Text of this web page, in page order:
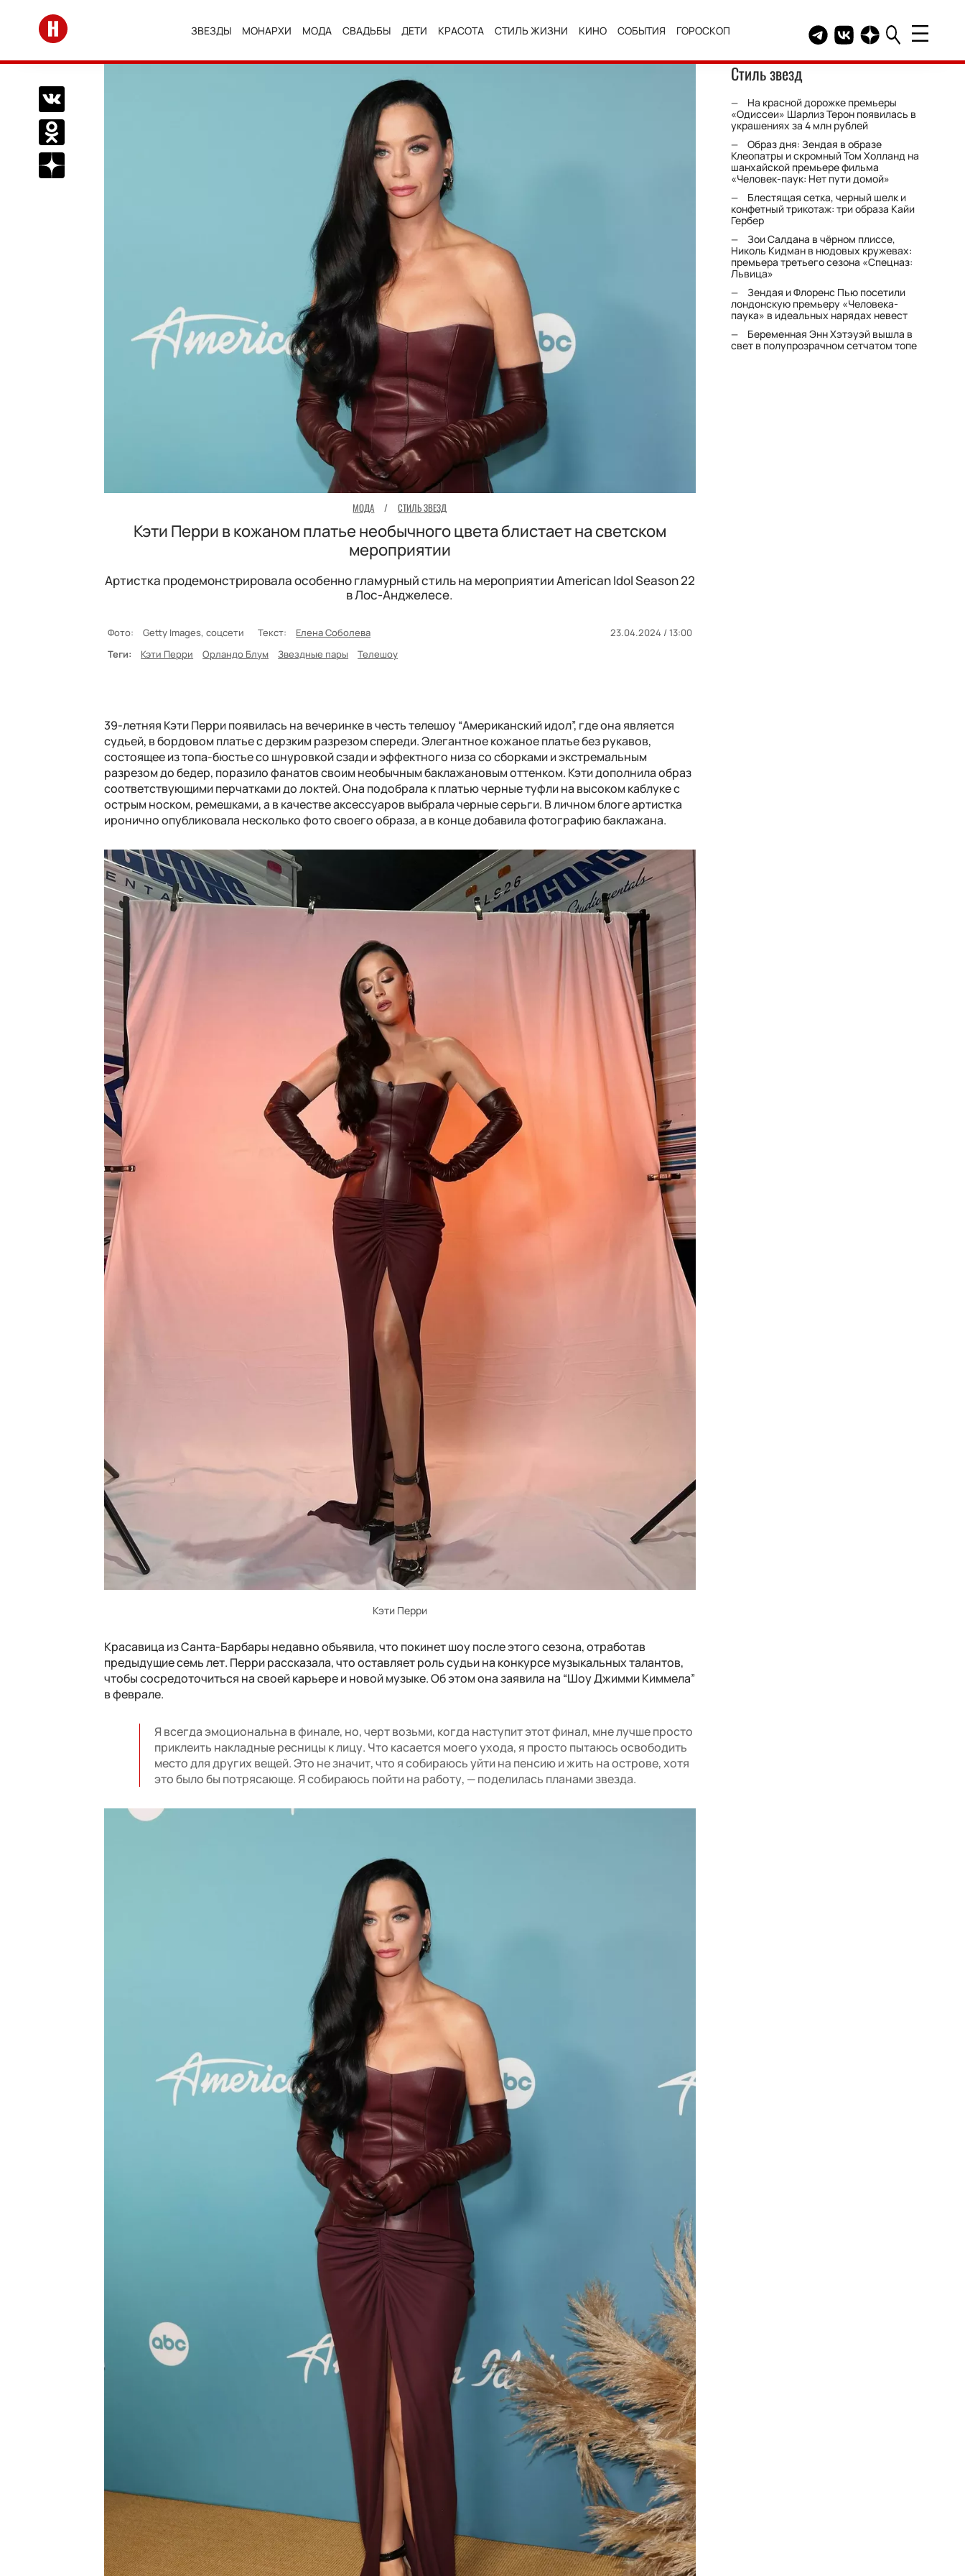
Перейти на главную
ЗВЕЗДЫ МОНАРХИ МОДА СВАДЬБЫ ДЕТИ КРАСОТА СТИЛЬ ЖИЗНИ КИНО СОБЫТИЯ ГОРОСКОП Telegram канал HELLO
Группа HELLO
Канал HELLO в
Поделиться Вконтакте
Поделиться в Одноклассниках
Подписаться на нас в Дзен
МОДА / СТИЛЬ ЗВЕЗД
Кэти Перри в кожаном платье необычного цвета блистает на светском
мероприятии
Артистка продемонстрировала особенно гламурный стиль на мероприятии American Idol Season 22
в Лос-Анджелесе.
Фото: Getty Images, соцсети Текст: Елена Соболева
23.04.2024 / 13:00
Теги:
Кэти Перри Орландо Блум Звездные пары Телешоу
39-летняя Кэти Перри появилась на вечеринке в честь телешоу “Американский идол”, где она является
судьей, в бордовом платье с дерзким разрезом спереди. Элегантное кожаное платье без рукавов,
состоящее из топа-бюстье со шнуровкой сзади и эффектного низа со сборками и экстремальным
разрезом до бедер, поразило фанатов своим необычным баклажановым оттенком. Кэти дополнила образ
соответствующими перчатками до локтей. Она подобрала к платью черные туфли на высоком каблуке с
острым носком, ремешками, а в качестве аксессуаров выбрала черные серьги. В личном блоге артистка
иронично опубликовала несколько фото своего образа, а в конце добавила фотографию баклажана.
Кэти Перри
Красавица из Санта-Барбары недавно объявила, что покинет шоу после этого сезона, отработав
предыдущие семь лет. Перри рассказала, что оставляет роль судьи на конкурсе музыкальных талантов,
чтобы сосредоточиться на своей карьере и новой музыке. Об этом она заявила на “Шоу Джимми Киммела”
в феврале.
Я всегда эмоциональна в финале, но, черт возьми, когда наступит этот финал, мне лучше просто
приклеить накладные ресницы к лицу. Что касается моего ухода, я просто пытаюсь освободить
место для других вещей. Это не значит, что я собираюсь уйти на пенсию и жить на острове, хотя
это было бы потрясающе. Я собираюсь пойти на работу, — поделилась планами звезда.
Стиль звезд
На красной дорожке премьеры
«Одиссеи» Шарлиз Терон появилась в
украшениях за 4 млн рублей
Образ дня: Зендая в образе
Клеопатры и скромный Том Холланд на
шанхайской премьере фильма
«Человек-паук: Нет пути домой»
Блестящая сетка, черный шелк и
конфетный трикотаж: три образа Кайи
Гербер
Зои Салдана в чёрном плиссе,
Николь Кидман в нюдовых кружевах:
премьера третьего сезона «Спецназ:
Львица»
Зендая и Флоренс Пью посетили
лондонскую премьеру «Человека-
паука» в идеальных нарядах невест
Беременная Энн Хэтэуэй вышла в
свет в полупрозрачном сетчатом топе